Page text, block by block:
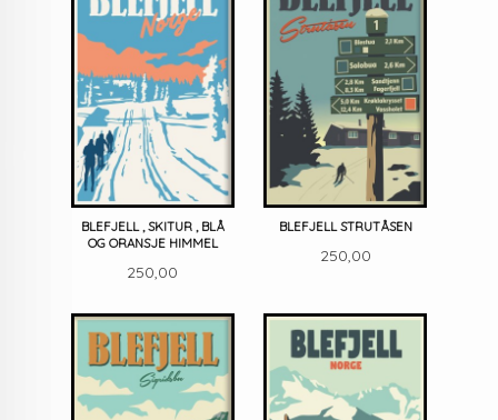
BLEFJELL , SKITUR , BLÅ
OG ORANSJE HIMMEL
Pris
250,00
BLEFJELL STRUTÅSEN
Pris
250,00